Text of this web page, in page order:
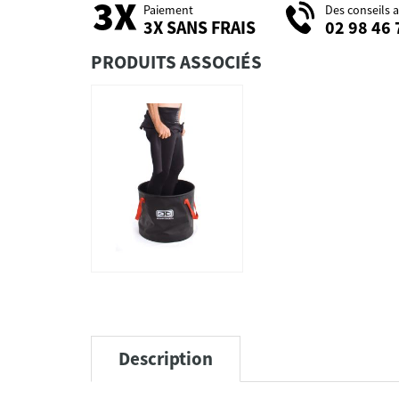
Paiement
3X SANS FRAIS
Des conseils
02 98 46
PRODUITS ASSOCIÉS
Description